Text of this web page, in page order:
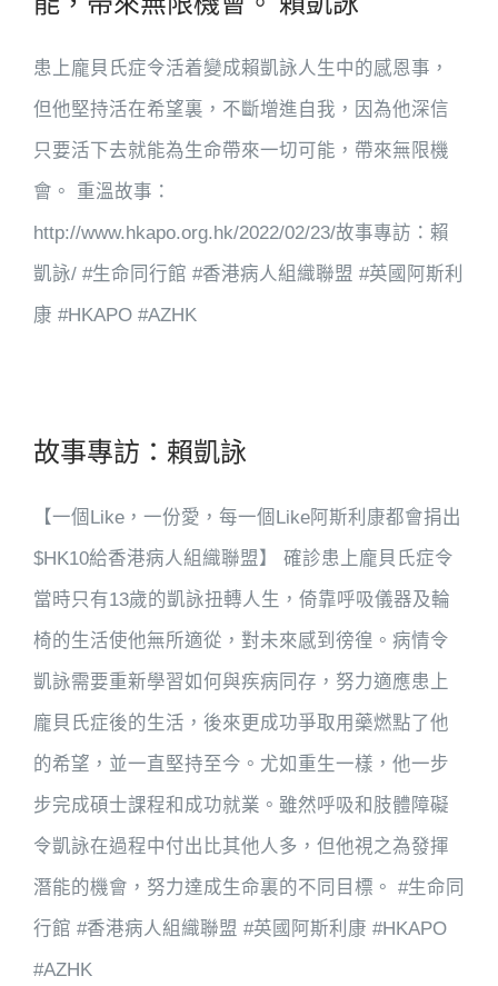
患上龐貝氏症令活着變成賴凱詠人生中的感恩事，
但他堅持活在希望裏，不斷增進自我，因為他深信
只要活下去就能為生命帶來一切可能，帶來無限機
會。 重溫故事：
http://www.hkapo.org.hk/2022/02/23/故事專訪：賴
凱詠/ #生命同行館 #香港病人組織聯盟 #英國阿斯利
康 #HKAPO #AZHK
故事專訪：賴凱詠
【一個Like，一份愛，每一個Like阿斯利康都會捐出
$HK10給香港病人組織聯盟】 確診患上龐貝氏症令
當時只有13歲的凱詠扭轉人生，倚靠呼吸儀器及輪
椅的生活使他無所適從，對未來感到徬徨。病情令
凱詠需要重新學習如何與疾病同存，努力適應患上
龐貝氏症後的生活，後來更成功爭取用藥燃點了他
的希望，並一直堅持至今。尤如重生一樣，他一步
步完成碩士課程和成功就業。雖然呼吸和肢體障礙
令凱詠在過程中付出比其他人多，但他視之為發揮
潛能的機會，努力達成生命裏的不同目標。 #生命同
行館 #香港病人組織聯盟 #英國阿斯利康 #HKAPO
#AZHK